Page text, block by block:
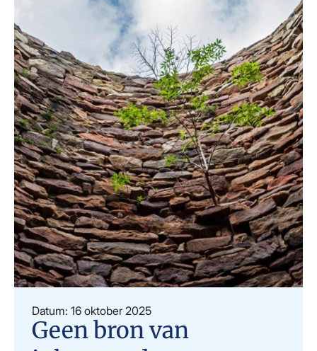
Datum: 16 oktober 2025
Geen bron van